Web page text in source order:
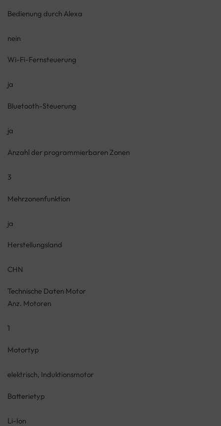
Bedienung durch Alexa
nein
Wi-Fi-Fernsteuerung
ja
Bluetooth-Steuerung
ja
Anzahl der programmierbaren Zonen
3
Mehrzonenfunktion
ja
Herstellungsland
CHN
Technische Daten Motor
Anz. Motoren
1
Motortyp
elektrisch, Induktionsmotor
Batterietyp
Li-Ion